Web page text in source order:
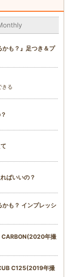
も？』足つき＆プ
きる
ばいいの？
も？ インプレッシ
CARBON(2020年撮
C125(2019年撮